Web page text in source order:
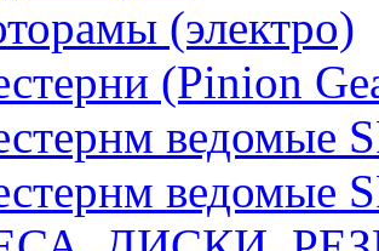
(электро)
(Pinion
ведомые
ведомые